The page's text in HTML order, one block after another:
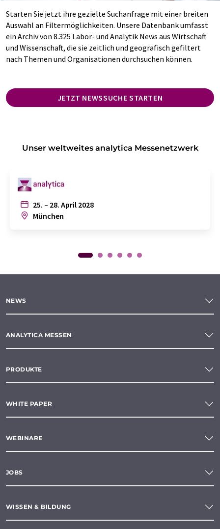
Starten Sie jetzt ihre gezielte Suchanfrage mit einer breiten
Auswahl an Filtermöglichkeiten. Unsere Datenbank umfasst
ein Archiv von 8.325 Labor- und Analytik News aus Wirtschaft
und Wissenschaft, die sie zeitlich und geografisch gefiltert
nach Themen und Organisationen durchsuchen können.
JETZT NEWSSUCHE STARTEN
Unser weltweites analytica Messenetzwerk
25. – 28. April 2028
München
NEWS
ANALYTICA MESSEN
PRODUKTE
WHITE PAPER
WEBINARE
JOBS
WISSEN & BILDUNG